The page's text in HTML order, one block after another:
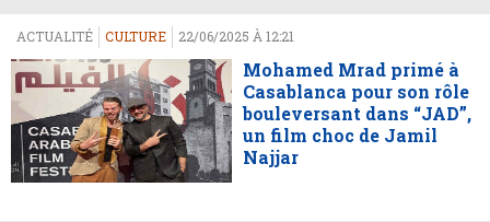
ACTUALITÉ CULTURE 22/06/2025 À 12:21
Mohamed Mrad primé à
Casablanca pour son rôle
bouleversant dans “JAD”,
un film choc de Jamil
Najjar